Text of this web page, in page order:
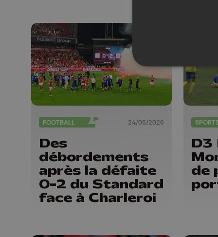
FOOTBALL 24/05/2026
Des
débordements
après la défaite
0-2 du Standard
face à Charleroi
D3
de